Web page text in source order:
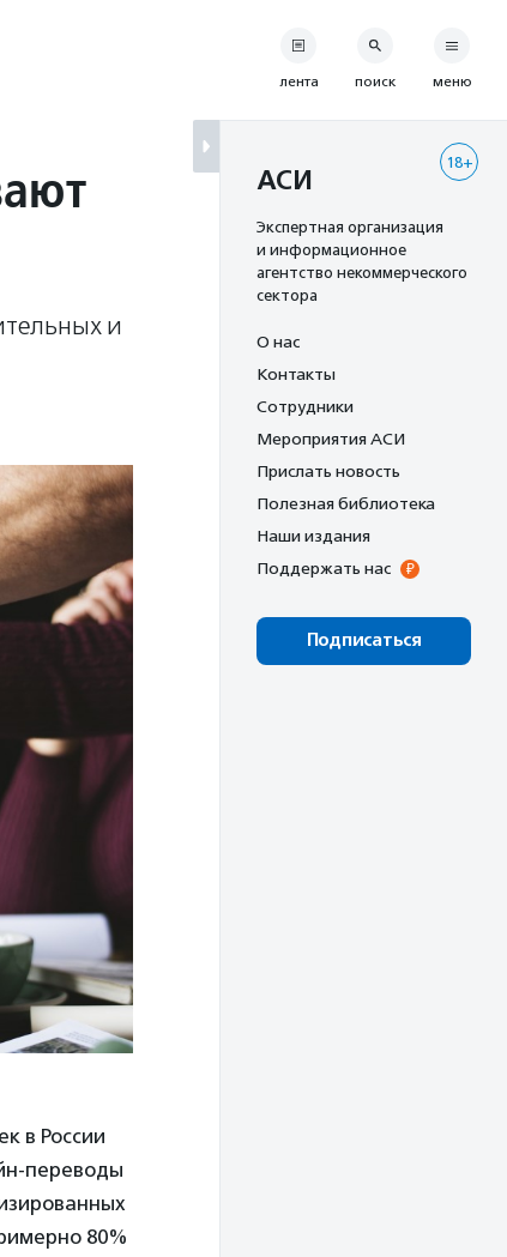
и
в России
переводы
80%
лента поиск меню
18+
АСИ
Экспертная организация
и информационное
агентство некоммерческого
сектора
О нас
Контакты
Сотрудники
Мероприятия АСИ
Прислать новость
Полезная библиотека
Наши издания
Поддержать нас
Подписаться